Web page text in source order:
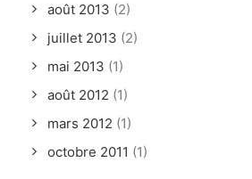
août 2013 (2)
juillet 2013 (2)
mai 2013 (1)
août 2012 (1)
mars 2012 (1)
octobre 2011 (1)